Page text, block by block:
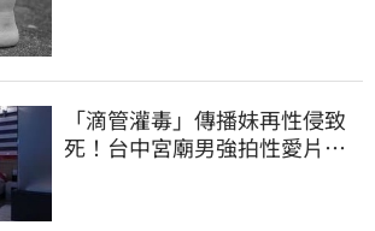
「滴管灌毒」傳播妹再性侵致
死！台中宮廟男強拍性愛片